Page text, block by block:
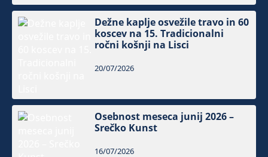
Dežne kaplje osvežile travo in 60
koscev na 15. Tradicionalni
ročni košnji na Lisci
20/07/2026
Osebnost meseca junij 2026 –
Srečko Kunst
16/07/2026